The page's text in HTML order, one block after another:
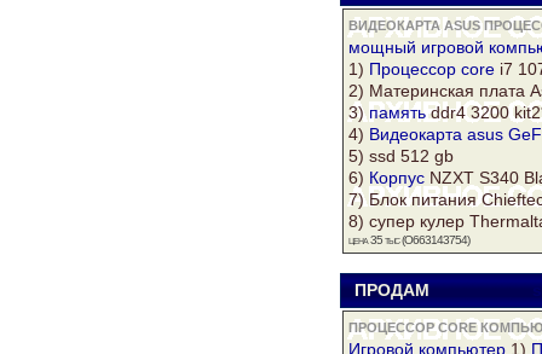
ВИДЕОКАРТА ASUS
мощный игровой
1) Процессор core i7
2) Материнская плата
3)память ddr43200
4) Видеокарта asus
5) ssd 512 gb
6) Корпус NZXT S340
7) Блок питания
8) супер кулер
цена 35 тыс (О663143754)
ПРОДАМ
ПРОЦЕССОР CORE
Игровой компьютер 1)